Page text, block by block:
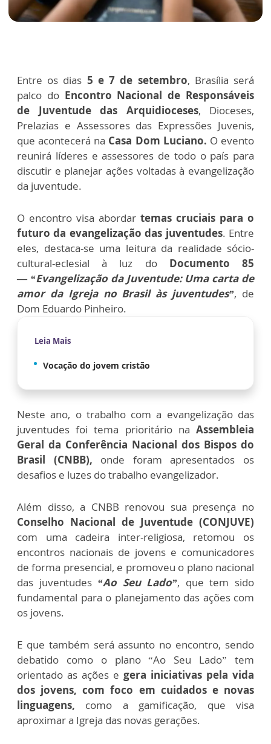
Entre os dias 5 e 7 de setembro, Brasília será
palco doEncontro Nacional de Responsáveis
de Juventude das Arquidioceses, Dioceses,
Prelazias e Assessores das Expressões Juvenis,
que acontecerá na Casa Dom Luciano. O evento
reunirá líderes e assessores de todo o país para
discutir e planejar ações voltadas à evangelização
da juventude.
O encontro visa abordar temas cruciais para o
futuro da evangelização das juventudes. Entre
eles, destaca-se uma leitura da realidade sócio-
cultural-eclesial à luz do Documento 85
— “Evangelização da Juventude: Uma carta de
amor da Igreja no Brasil às juventudes”, de
Dom Eduardo Pinheiro.
Leia Mais
Vocação do jovem cristão
Neste ano, o trabalho com a evangelização das
juventudes foi tema prioritário na Assembleia
Geral da Conferência Nacional dos Bispos do
Brasil (CNBB), onde foram apresentados os
desafios e luzes do trabalho evangelizador.
Além disso, a CNBB renovou sua presença no
Conselho Nacional de Juventude (CONJUVE)
com uma cadeira inter-religiosa, retomou os
encontros nacionais de jovens e comunicadores
de forma presencial, e promoveu o plano nacional
das juventudes “Ao Seu Lado”, que tem sido
fundamental para o planejamento das ações com
os jovens.
E que também será assunto no encontro, sendo
debatido como o plano “Ao Seu Lado” tem
orientado as ações e gera iniciativas pela vida
dos jovens, com foco em cuidados e novas
linguagens, como a gamificação, que visa
aproximar a Igreja das novas gerações.